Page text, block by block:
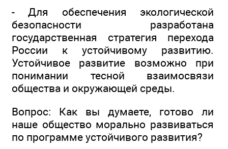
- Для обеспечения экологической
безопасности разработана
государственная стратегия перехода
России к устойчивому развитию.
Устойчивое развитие возможно при
понимании тесной взаимосвязи
общества и окружающей среды.
Вопрос: Как вы думаете, готово ли
наше общество морально развиваться
по программе устойчивого развития?